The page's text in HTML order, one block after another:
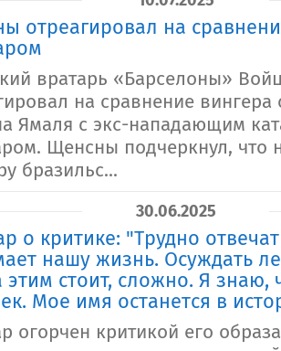
отреагировал на
вратарь «Барселоны»
на сравнение вингера
Ямаля с экс-нападающим
Щенсны подчеркнул, что
бразильс...
30.06.2025
о критике: "Трудно
нашу жизнь. Осуждать
этим стоит, сложно. Я
Мое имя останется в
огорчен критикой его